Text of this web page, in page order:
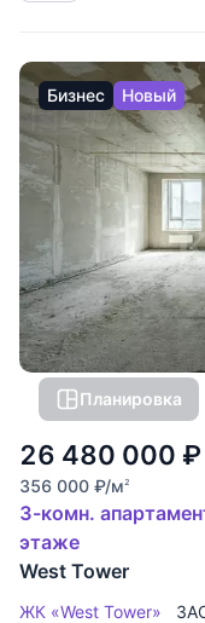
Бизнес Новый
Планировка
26 480 000 ₽
356 000 ₽/м2
3-комн.
этаже
West Tower
ЖК «West Tower»